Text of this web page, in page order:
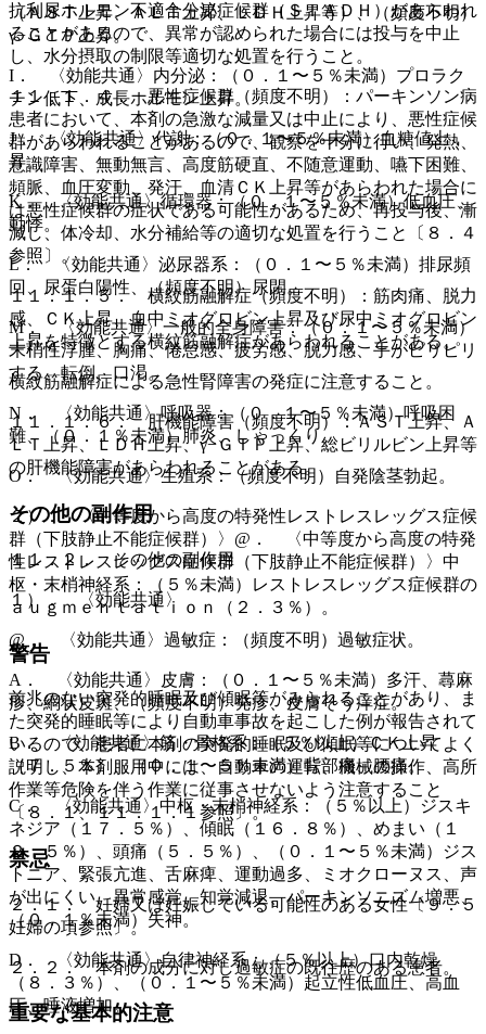
（ＡＳＴ上昇、ＡＬＴ上昇、ＬＤＨ上昇等）、（頻度不明）
γ−ＧＴＰ上昇。
I． 〈効能共通〉内分泌：（０．１〜５％未満）プロラク
チン低下、成長ホルモン上昇。
J． 〈効能共通〉代謝：（０．１〜５％未満）血糖値上
昇。
K． 〈効能共通〉循環器：（０．１〜５％未満）低血圧、
動悸。
L． 〈効能共通〉泌尿器系：（０．１〜５％未満）排尿頻
回、尿蛋白陽性、（頻度不明）尿閉。
M． 〈効能共通〉一般的全身障害：（０．１〜５％未満）
末梢性浮腫、胸痛、倦怠感、疲労感、脱力感、手がピリピリ
する、転倒、口渇。
N． 〈効能共通〉呼吸器：（０．１〜５％未満）呼吸困
難、（０．１％未満）肺炎、しゃっくり。
O． 〈効能共通〉生殖系：（頻度不明）自発陰茎勃起。
２）． 〈中等度から高度の特発性レストレスレッグス症候
群（下肢静止不能症候群）〉@． 〈中等度から高度の特発
性レストレスレッグス症候群（下肢静止不能症候群）〉中
枢・末梢神経系：（５％未満）レストレスレッグス症候群の
ａｕｇｍｅｎｔａｔｉｏｎ（２．３％）。
警告
前兆のない突発的睡眠及び傾眠等がみられることがあり、ま
た突発的睡眠等により自動車事故を起こした例が報告されて
いるので、患者に本剤の突発的睡眠及び傾眠等についてよく
説明し、本剤服用中には、自動車の運転、機械の操作、高所
作業等危険を伴う作業に従事させないよう注意すること
〔８．１、１１．１．１参照〕。
禁忌
２．１． 妊婦又は妊娠している可能性のある女性〔９．５
妊婦の項参照〕。
２．２． 本剤の成分に対し過敏症の既往歴のある患者。
重要な基本的注意
抗利尿ホルモン不適合分泌症候群（ＳＩＡＤＨ）があらわれ
ることがあるので、異常が認められた場合には投与を中止
し、水分摂取の制限等適切な処置を行うこと。
１１．１．４． 悪性症候群（頻度不明）：パーキンソン病
患者において、本剤の急激な減量又は中止により、悪性症候
群があらわれることがあるので、観察を十分に行い、発熱、
意識障害、無動無言、高度筋硬直、不随意運動、嚥下困難、
頻脈、血圧変動、発汗、血清ＣＫ上昇等があらわれた場合に
は悪性症候群の症状である可能性があるため、再投与後、漸
減し、体冷却、水分補給等の適切な処置を行うこと〔８．４
参照〕。
１１．１．５． 横紋筋融解症（頻度不明）：筋肉痛、脱力
感、ＣＫ上昇、血中ミオグロビン上昇及び尿中ミオグロビン
上昇を特徴とする横紋筋融解症があらわれることがある。
横紋筋融解症による急性腎障害の発症に注意すること。
１１．１．６． 肝機能障害（頻度不明）：ＡＳＴ上昇、Ａ
ＬＴ上昇、ＬＤＨ上昇、γ−ＧＴＰ上昇、総ビリルビン上昇等
の肝機能障害があらわれることがある。
その他の副作用
１１．２． その他の副作用
１）． 〈効能共通〉
@． 〈効能共通〉過敏症：（頻度不明）過敏症状。
A． 〈効能共通〉皮膚：（０．１〜５％未満）多汗、蕁麻
疹、網状皮斑、（頻度不明）発疹、皮膚そう痒症。
B． 〈効能共通〉筋・骨格系：（５％以上）ＣＫ上昇
（７．５％）、（０．１〜５％未満）背部痛、腰痛。
C． 〈効能共通〉中枢・末梢神経系：（５％以上）ジスキ
ネジア（１７．５％）、傾眠（１６．８％）、めまい（１
２．５％）、頭痛（５．５％）、（０．１〜５％未満）ジス
トニア、緊張亢進、舌麻痺、運動過多、ミオクローヌス、声
が出にくい、異常感覚、知覚減退、パーキンソニズム増悪、
（０．１％未満）失神。
D． 〈効能共通〉自律神経系：（５％以上）口内乾燥
（８．３％）、（０．１〜５％未満）起立性低血圧、高血
圧、唾液増加。